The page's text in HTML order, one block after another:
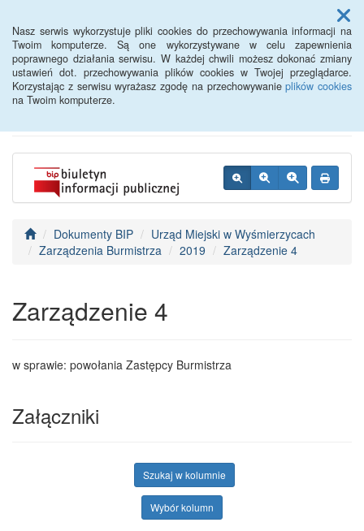
Nasz serwis wykorzystuje pliki cookies do przechowywania informacji na
Twoim komputerze. Są one wykorzystywane w celu zapewnienia
poprawnego działania serwisu. W każdej chwili możesz dokonać zmiany
ustawień dot. przechowywania plików cookies w Twojej przeglądarce.
Korzystając z serwisu wyrażasz zgodę na przechowywanieplików cookies
na Twoim komputerze.
Menu
BIP - Urząd Miejski
Wyśmierzyce
Dokumenty BIP
Urząd Miejski w Wyśmierzycach
Zarządzenia Burmistrza
2019 Zarządzenie 4
Zarządzenie 4
w sprawie: powołania Zastępcy Burmistrza
Załączniki
Szukaj w kolumnie
Wybór kolumn